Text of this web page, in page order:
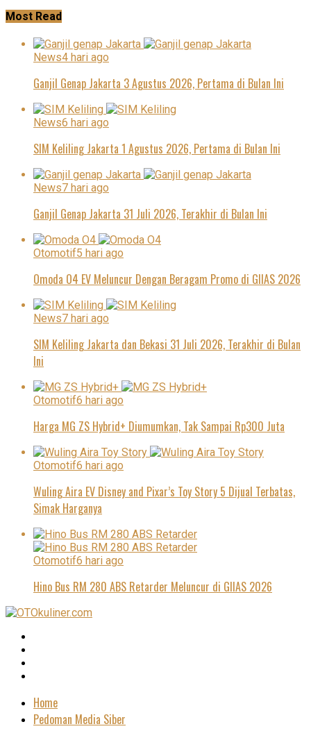
Most Read
News4 hari ago
Ganjil Genap Jakarta 3 Agustus 2026, Pertama di Bulan Ini
News6 hari ago
SIM Keliling Jakarta 1 Agustus 2026, Pertama di Bulan Ini
News7 hari ago
Ganjil Genap Jakarta 31 Juli 2026, Terakhir di Bulan Ini
Otomotif5 hari ago
Omoda O4 EV Meluncur Dengan Beragam Promo di GIIAS 2026
News7 hari ago
SIM Keliling Jakarta dan Bekasi 31 Juli 2026, Terakhir di Bulan
Ini
Otomotif6 hari ago
Harga MG ZS Hybrid+ Diumumkan, Tak Sampai Rp300 Juta
Otomotif6 hari ago
Wuling Aira EV Disney and Pixar’s Toy Story 5 Dijual Terbatas,
Simak Harganya
Otomotif6 hari ago
Hino Bus RM 280 ABS Retarder Meluncur di GIIAS 2026
Home
Pedoman Media Siber